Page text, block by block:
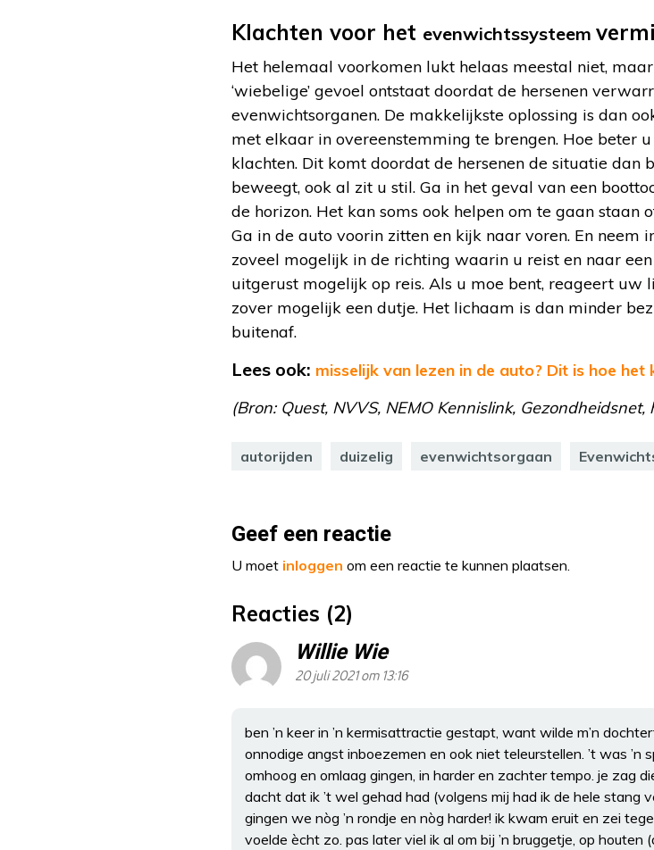
Klachten voor het evenwichtssysteem
Het helemaal voorkomen lukt helaas meestal niet,
‘wiebelige’ gevoel ontstaat doordat de hersenen
evenwichtsorganen. De makkelijkste oplossing is dan
met elkaar in overeenstemming te brengen. Hoe beter
klachten. Dit komt doordat de hersenen de situatie dan
beweegt, ook al zit u stil. Ga in het geval van een
de horizon. Het kan soms ook helpen om te gaan staan
Ga in de auto voorin zitten en kijk naar voren. En
zoveel mogelijk in de richting waarin u reist en naar
uitgerust mogelijk op reis. Als u moe bent, reageert uw
zover mogelijk een dutje. Het lichaam is dan minder
buitenaf.
Lees ook: misselijk van lezen in de auto? Dit is hoe het
(Bron: Quest, NVVS, NEMO Kennislink,
autorijden duizelig evenwichtsorgaan
Geef een reactie
U moet inloggen om een reactie te kunnen plaatsen.
Reacties (2)
Willie Wie
20 juli 2021 om 13:16
ben ’n keer in ’n kermisattractie gestapt, want wilde m’n
onnodige angst inboezemen en ook niet teleurstellen. ’t was ’n
omhoog en omlaag gingen, in harder en zachter tempo. je zag
dacht dat ik ’t wel gehad had (volgens mij had ik de hele stang
gingen we nòg ’n rondje en nòg harder! ik kwam eruit en zei
voelde ècht zo. pas later viel ik al om bij ’n bruggetje, op